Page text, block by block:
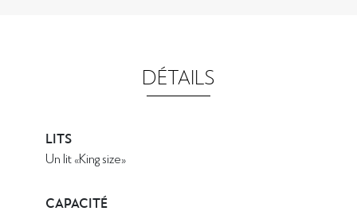
DÉTAILS
LITS
Un lit «King size»
CAPACITÉ